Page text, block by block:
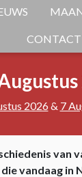
CONTACT
2026 & 7
van
vandaag in